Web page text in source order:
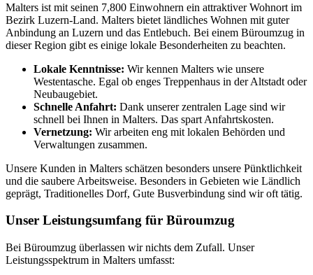
Malters ist mit seinen 7,800 Einwohnern ein attraktiver Wohnort im
Bezirk Luzern-Land. Malters bietet ländliches Wohnen mit guter
Anbindung an Luzern und das Entlebuch. Bei einem Büroumzug in
dieser Region gibt es einige lokale Besonderheiten zu beachten.
Lokale Kenntnisse: Wir kennen Malters wie unsere
Westentasche. Egal ob enges Treppenhaus in der Altstadt oder
Neubaugebiet.
Schnelle Anfahrt: Dank unserer zentralen Lage sind wir
schnell bei Ihnen in Malters. Das spart Anfahrtskosten.
Vernetzung: Wir arbeiten eng mit lokalen Behörden und
Verwaltungen zusammen.
Unsere Kunden in Malters schätzen besonders unsere Pünktlichkeit
und die saubere Arbeitsweise. Besonders in Gebieten wie Ländlich
geprägt, Traditionelles Dorf, Gute Busverbindung sind wir oft tätig.
Unser Leistungsumfang für Büroumzug
Bei Büroumzug überlassen wir nichts dem Zufall. Unser
Leistungsspektrum in Malters umfasst: